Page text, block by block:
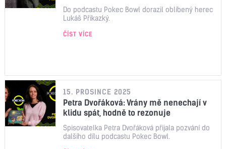
Do podcastu Pokec Bowl dorazil oblíbený herec
Lukáš Příkazký.
ČÍST VÍCE
15. PROSINCE 2025
Petra Dvořáková: Vrány mě nenechají v
klidu spát, hodně to rezonuje
Spisovatelka Petra Dvořáková přijala pozvání do
dalšího dílu podcastu Pokec Bowl.